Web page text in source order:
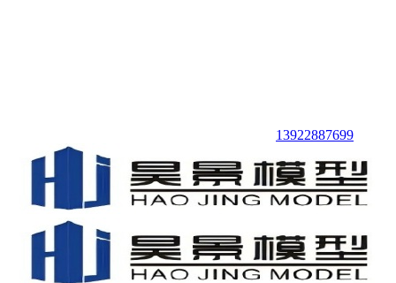
13922887699